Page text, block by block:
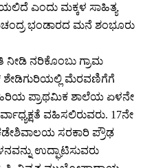
ಎಂದು ಮಕ್ಕಳ ಸಾಹಿತ್ಯ
ಭಂಡಾರದ ಮನೆ ಶಂಭೂರು
ನೀಡಿ ನರಿಕೊಂಬು ಗ್ರಾಮ
ಮೆರವಣಿಗೆಗೆ
ಹಿರಿಯ ಪ್ರಾಥಮಿಕ ಶಾಲೆಯ ಏಳನೇ
ವಹಿಸಲಿರುವರು. 17ನೇ
ಕಡೇಶಿವಾಲಯ ಸರಕಾರಿ ಪ್ರೌಢ
ಉದ್ಘಾಟಿಸುವರು